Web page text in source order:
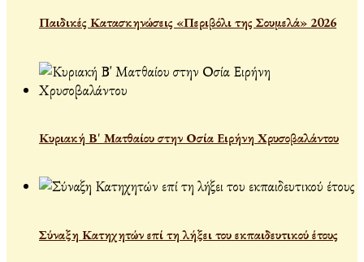
Παιδικές Κατασκηνώσεις «Περιβόλι της Σουμελά» 2026
Κυριακή Β' Ματθαίου στην Οσία Ειρήνη Χρυσοβαλάντου
Σύναξη Κατηχητών επί τη λήξει του εκπαιδευτικού έτους